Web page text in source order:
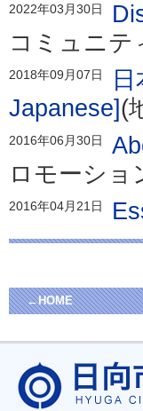
2022年03月30日
コミュニテ
2018年09月07日
Japanese](
2016年06月30日
ロモーショ
2016年04月21日
←HOME